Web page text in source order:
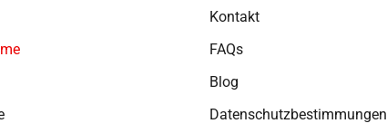
Kontakt
FAQs
Blog
Datenschutzbestimmungen